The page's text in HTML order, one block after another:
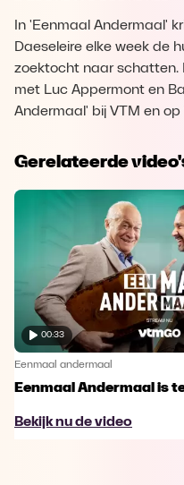
In 'Eenmaal Andermaal'
Daeseleire elke week de
zoektocht naar schatten.
met Luc Appermont en
Andermaal' bij VTM en op
Gerelateerde
00:33
Eenmaal andermaal
Eenmaal Andermaal is
Bekijk nu de video